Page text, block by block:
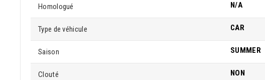
Homologué N/A
Type de véhicule CAR
Saison SUMMER
Clouté NON